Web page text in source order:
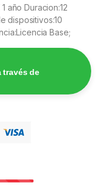
año Duracion:12
dispositivos:10
Base;
través de